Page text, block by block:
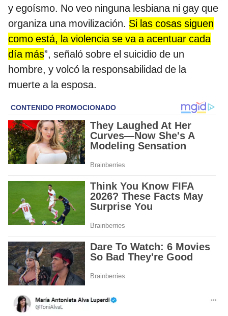
y egoísmo. No veo ninguna lesbiana ni gay que
organiza una movilización. Si las cosas siguen
como está, la violencia se va a acentuar cada
día más”, señaló sobre el suicidio de un
hombre, y volcó la responsabilidad de la
muerte a la esposa.